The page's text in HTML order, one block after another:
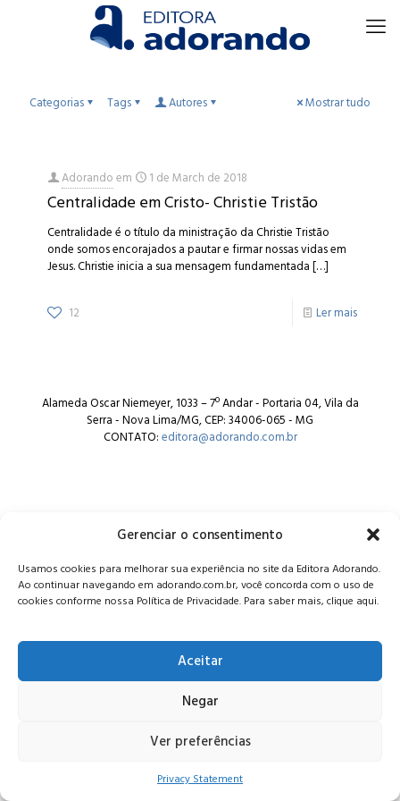
Gerenciar o consentimento
Usamos cookies para melhorar sua experiência no site da Editora Adorando.
Ao continuar navegando em adorando.com.br, você concorda com o uso de
cookies conforme nossa Política de Privacidade. Para saber mais, clique aqui.
Aceitar
Negar
Ver preferências
Privacy Statement
Categorias Tags Autores Mostrar tudo
Adorandoem 1 de March de 2018
Centralidade em Cristo- Christie Tristão
Centralidade é o título da ministração da Christie Tristão
onde somos encorajados a pautar e firmar nossas vidas em
Jesus. Christie inicia a sua mensagem fundamentada[…]
12 Ler mais
Alameda Oscar Niemeyer, 1033 – 7º Andar - Portaria 04, Vila da
Serra - Nova Lima/MG, CEP: 34006-065 - MG
CONTATO:editora@adorando.com.br
© Editora Adorando 2026. Todos os direitos reservados.
Consulte nossapolítica de privacidade.